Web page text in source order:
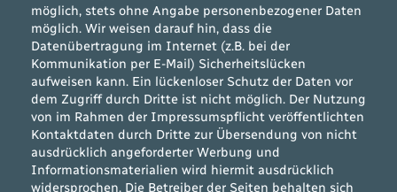
möglich, stets ohne Angabe personenbezogener Daten
möglich. Wir weisen darauf hin, dass die
Datenübertragung im Internet (z.B. bei der
Kommunikation per E-Mail) Sicherheitslücken
aufweisen kann. Ein lückenloser Schutz der Daten vor
dem Zugriff durch Dritte ist nicht möglich. Der Nutzung
von im Rahmen der Impressumspflicht veröffentlichten
Kontaktdaten durch Dritte zur Übersendung von nicht
ausdrücklich angeforderter Werbung und
Informationsmaterialien wird hiermit ausdrücklich
widersprochen. Die Betreiber der Seiten behalten sich